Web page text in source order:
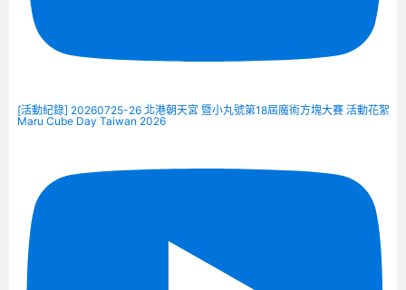
[活動紀錄] 20260725-26 北港朝天宮 暨小丸號第18屆魔術方塊大賽 活動花絮
Maru Cube Day Taiwan 2026